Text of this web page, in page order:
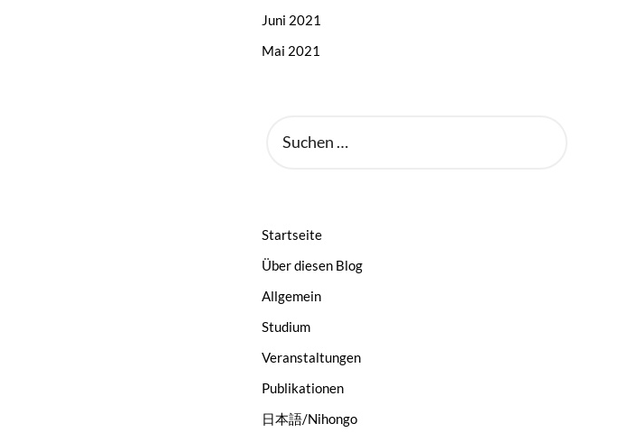
Juni 2021
Mai 2021
NACH:
Startseite
Über diesen Blog
Allgemein
Studium
Veranstaltungen
Publikationen
日本語/Nihongo